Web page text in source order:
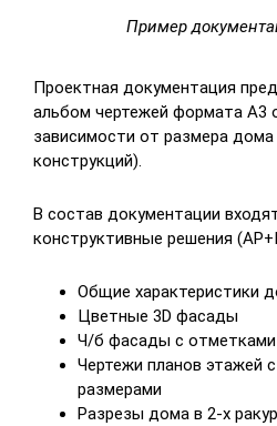
Пример
Проектная документация
альбом чертежей формата А3
зависимости от размера
конструкций).
В состав документации
конструктивные решения
Общие характеристики
Цветные 3D фасады
Ч/б фасады с
Чертежи планов этажей
размерами
Разрезы дома в 2-х